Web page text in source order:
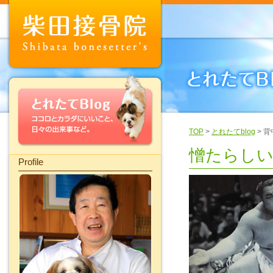
Profile
TOP > とれたてblog > 背
憎たらし